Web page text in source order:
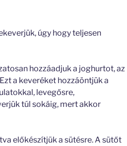
úgy hogy teljesen
hozzáadjuk a joghurtot, az
a keveréket hozzáöntjük a
levegősre,
túl sokáig, mert akkor
előkészítjük a sütésre. A sütőt